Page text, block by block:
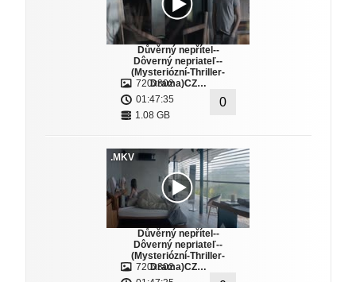
Důvěrný nepřítel--
Dôverný nepriateľ--
(Mysteriózní-Thriller-
Drama)CZ…
720x302
01:47:35
1.08 GB
0
.MKV
Důvěrný nepřítel--
Dôverný nepriateľ--
(Mysteriózní-Thriller-
Drama)CZ…
720x302